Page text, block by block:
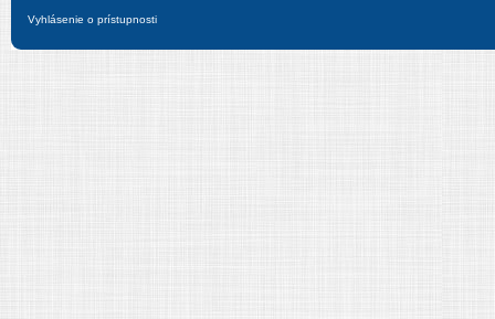
Vyhlásenie o prístupnosti